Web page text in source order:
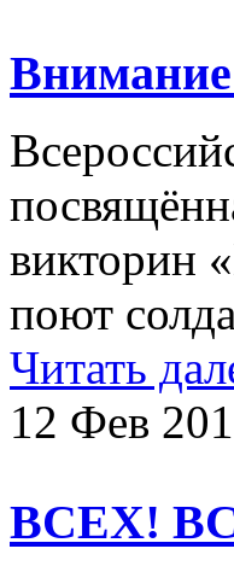
викторин
поют
Читать
12 Фев
ВСЕХ!